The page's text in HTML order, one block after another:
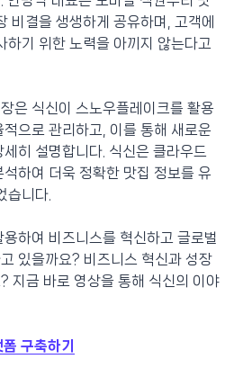
비결을 생생하게 공유하며, 고객에
하기 위한 노력을 아끼지 않는다고
은 식신이 스노우플레이크를 활용
으로 관리하고, 이를 통해 새로운
히 설명합니다. 식신은 클라우드
하여 더욱 정확한 맛집 정보를 유
습니다.
하여 비즈니스를 혁신하고 글로벌
있을까요? 비즈니스 혁신과 성장
지금 바로 영상을 통해 식신의 이야
구축하기